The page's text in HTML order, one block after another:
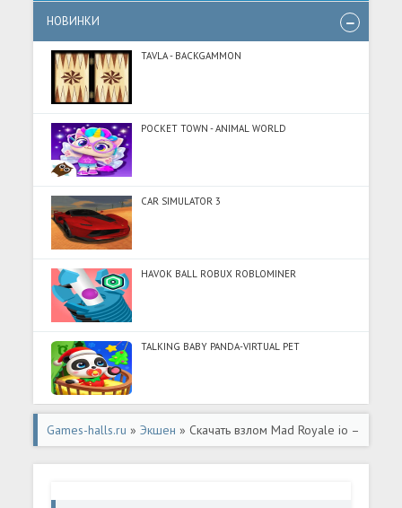
НОВИНКИ
TAVLA - BACKGAMMON
POCKET TOWN - ANIMAL WORLD
CAR SIMULATOR 3
HAVOK BALL ROBUX ROBLOMINER
TALKING BABY PANDA-VIRTUAL PET
Games-halls.ru »Экшен » Скачать взлом Mad Royale io –
Tank Battle (Мад Рояль ио) [МОД Меню] - стабильная